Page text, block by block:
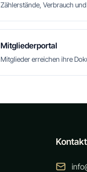
Zählerstände, Verbrauch
Mitgliederportal
Mitglieder erreichen ihre
Kontakt